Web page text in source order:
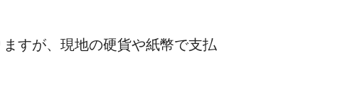
すが、現地の硬貨や紙幣で支払